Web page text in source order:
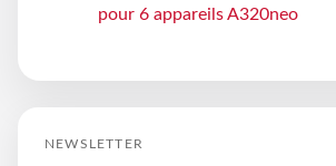
pour 6 appareils A320neo
NEWSLETTER